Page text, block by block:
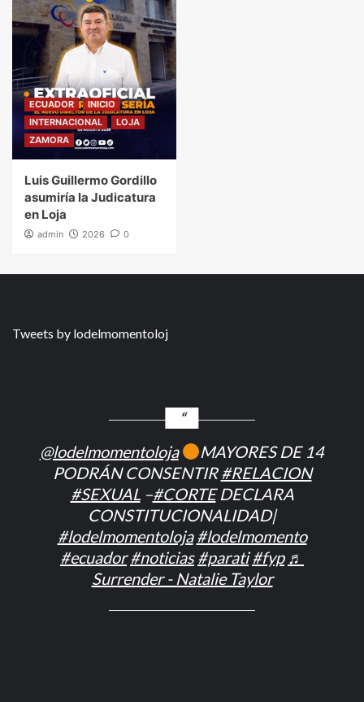
ECUADOR
INICIO
INTERNACIONAL
LOJA
ZAMORA
Luis Guillermo Gordillo
asumiría la Judicatura
en Loja
admin 2026 0
Tweets by lodelmomentoloj
@lodelmomentoloja
MAYORES DE 14
PODRÁN CONSENTIR#RELACION
#SEXUAL–#CORTEDECLARA
CONSTITUCIONALIDAD|
#lodelmomentoloja #lodelmomento
#ecuador #noticias #parati #fyp ♬
Surrender - Natalie Taylor